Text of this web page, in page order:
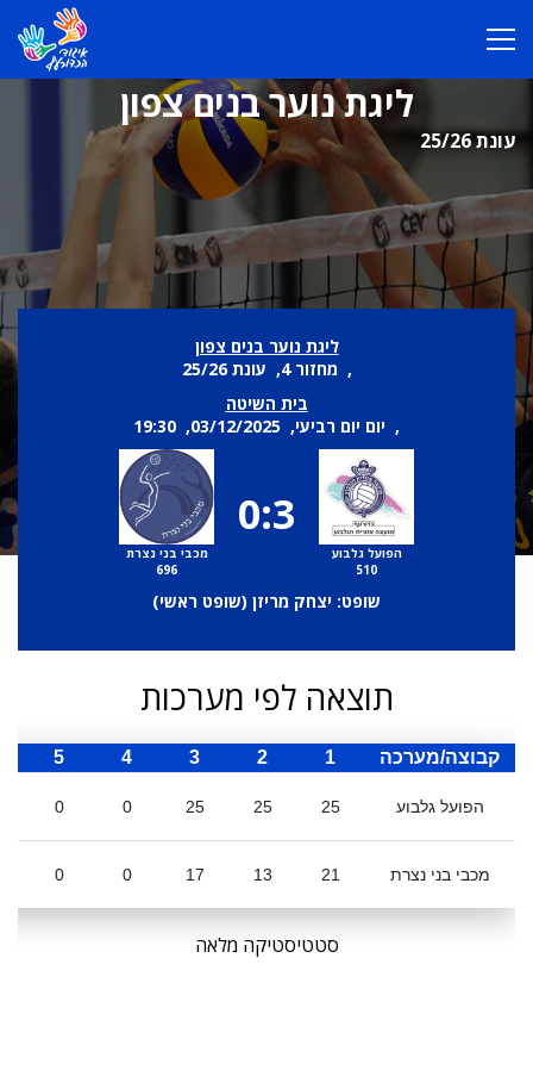
ליגת נוער בנים צפון
עונת 25/26
ליגת נוער בנים צפון
, מחזור 4, עונת 25/26
בית השיטה
, יום יום רביעי, 03/12/2025, 19:30
הפועל גלבוע
510
0:3
מכבי בני נצרת
696
שופט: יצחק מריזן (שופט ראשי)
תוצאה לפי מערכות
קבוצה/מערכה 1
2
3
4
5
הפועל גלבוע 25
25
25
0
0
מכבי בני נצרת 21
13
17
0
0
סטטיסטיקה מלאה